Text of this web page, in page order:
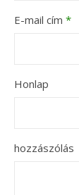
E-mail cím *
Honlap
hozzászólás